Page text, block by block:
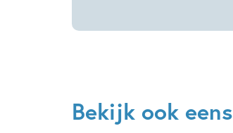
Leon
Bekijk ook eens